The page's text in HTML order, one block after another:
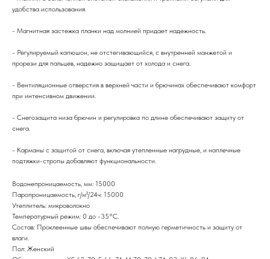
удобства использования.
- Магнитная застежка планки над молнией придает надежность.
- Регулируемый капюшон, не отстегивающийся, с внутренней манжетой и
прорези для пальцев, надежно защищает от холода и снега.
- Вентиляционные отверстия в верхней части и брючинах обеспечивают комфорт
при интенсивном движении.
- Снегозащита низа брючин и регулировка по длине обеспечивают защиту от
снега.
- Карманы с защитой от снега, включая утепленные нагрудные, и наплечные
подтяжки-стропы добавляют функциональности.
Водонепроницаемость, мм: 15000
Паропроницаемость, г/м²/24ч: 15000
Утеплитель: микроволокно
Температурный режим: 0 до -35°C.
Состав: Проклеенные швы обеспечивают полную герметичность и защиту от
влаги.
Пол: Женский